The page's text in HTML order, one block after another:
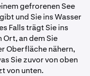
gefrorenen See
und Sie ins Wasser
Falls trägt Sie ins
an dem Sie
Oberfläche nähern,
Sie zuvor von oben
von unten.